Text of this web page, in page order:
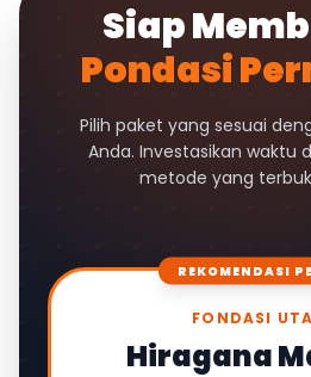
Siap
Pondasi
Pilih paket yang sesuai
Anda. Investasikan waktu
metode yang
REKOMENDASI
FONDASI
Hiragana